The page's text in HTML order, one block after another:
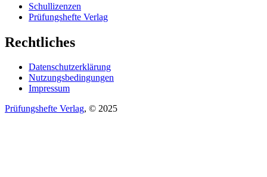
Schullizenzen
Prüfungshefte Verlag
Rechtliches
Datenschutzerklärung
Nutzungsbedingungen
Impressum
Prüfungshefte Verlag, © 2025